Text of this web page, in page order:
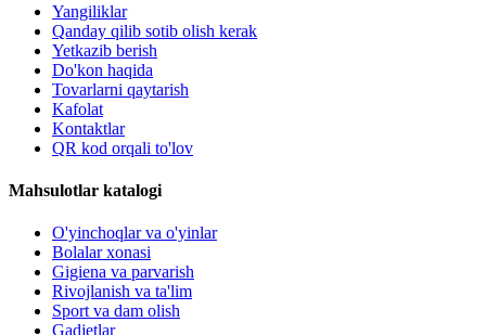
Yangiliklar
Qanday qilib sotib olish kerak
Yetkazib berish
Do'kon haqida
Tovarlarni qaytarish
Kafolat
Kontaktlar
QR kod orqali to'lov
Mahsulotlar katalogi
O'yinchoqlar va o'yinlar
Bolalar xonasi
Gigiena va parvarish
Rivojlanish va ta'lim
Sport va dam olish
Gadjetlar